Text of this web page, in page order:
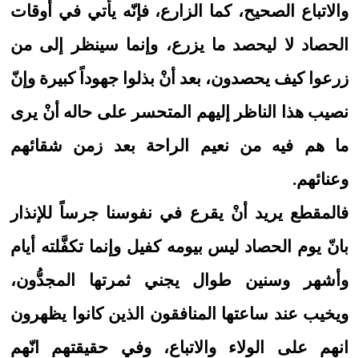
والاتباع الصحيح، كما الزارع، فإنّه يأتي في أوقات
الحصاد لا ليحصد ما يزرع، وإنما سينظر إلى من
زرعوا كيف يحصدون، بعد أنْ بذلوا جهوداً كبيرة وإنّ
نصيب هذا الناظر إليهم المتحسر على حاله أنْ يرى
ما هم فيه من نعيم الراحة بعد زمن شقائهم
وعنائهم.
فالمقطع يريد أنْ يقرع في نفوسنا جرساً للإنذار
بانّ يوم الحصاد ليس بيومه كفيل وإنما تكفَّلته أيام
وأشهر وسنين طوال يجني ثمرتها المجدُّون،
ويخيب عند ساعتها المنافقون الذين كانوا يظهرون
انهم على الولاء والاتباع، وفي حقيقتهم انّهم